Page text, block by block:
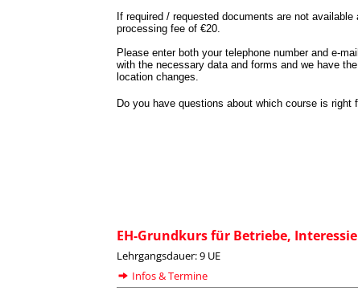
If required / requested documents are not
processing fee of €20.
Please enter both your telephone number and e-
with the necessary data and forms and we have
location changes.
Do you have questions about which course is
EH-Grundkurs für Betriebe,
Lehrgangsdauer: 9 UE
Infos & Termine